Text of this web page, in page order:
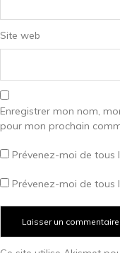
Site web
Enregistrer mon nom,
pour mon prochain
Prévenez-moi de tous
Prévenez-moi de tous